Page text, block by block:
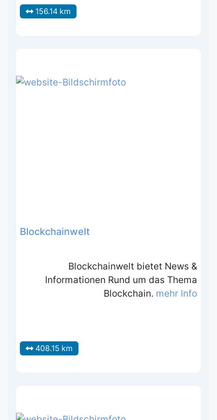
156.14 km
Blockchainwelt
Blockchainwelt bietet News &
Informationen Rund um das Thema
Blockchain. mehr Info
408.15 km